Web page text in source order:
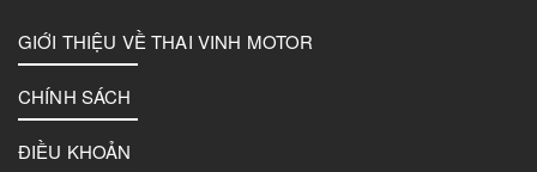
GIỚI THIỆU VỀ THAI VINH MOTOR
CHÍNH SÁCH
ĐIỀU KHOẢN